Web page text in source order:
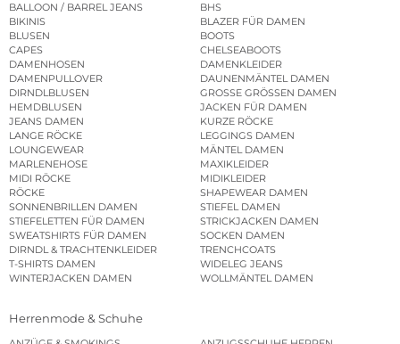
BALLOON / BARREL JEANS
BHS
BIKINIS
BLAZER FÜR DAMEN
BLUSEN
BOOTS
CAPES
CHELSEABOOTS
DAMENHOSEN
DAMENKLEIDER
DAMENPULLOVER
DAUNENMÄNTEL DAMEN
DIRNDLBLUSEN
GROSSE GRÖSSEN DAMEN
HEMDBLUSEN
JACKEN FÜR DAMEN
JEANS DAMEN
KURZE RÖCKE
LANGE RÖCKE
LEGGINGS DAMEN
LOUNGEWEAR
MÄNTEL DAMEN
MARLENEHOSE
MAXIKLEIDER
MIDI RÖCKE
MIDIKLEIDER
RÖCKE
SHAPEWEAR DAMEN
SONNENBRILLEN DAMEN
STIEFEL DAMEN
STIEFELETTEN FÜR DAMEN
STRICKJACKEN DAMEN
SWEATSHIRTS FÜR DAMEN
SOCKEN DAMEN
DIRNDL & TRACHTENKLEIDER
TRENCHCOATS
T-SHIRTS DAMEN
WIDELEG JEANS
WINTERJACKEN DAMEN
WOLLMÄNTEL DAMEN
Herrenmode & Schuhe